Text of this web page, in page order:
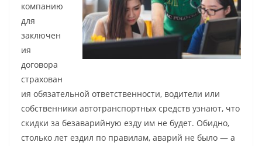
компанию
для
заключен
ия
договора
страхован
ия обязательной ответственности, водители или
собственники автотранспортных средств узнают, что
скидки за безаварийную езду им не будет. Обидно,
столько лет ездил по правилам, аварий не было — а